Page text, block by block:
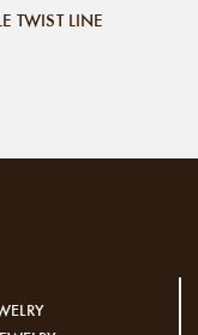
TWIST LINE